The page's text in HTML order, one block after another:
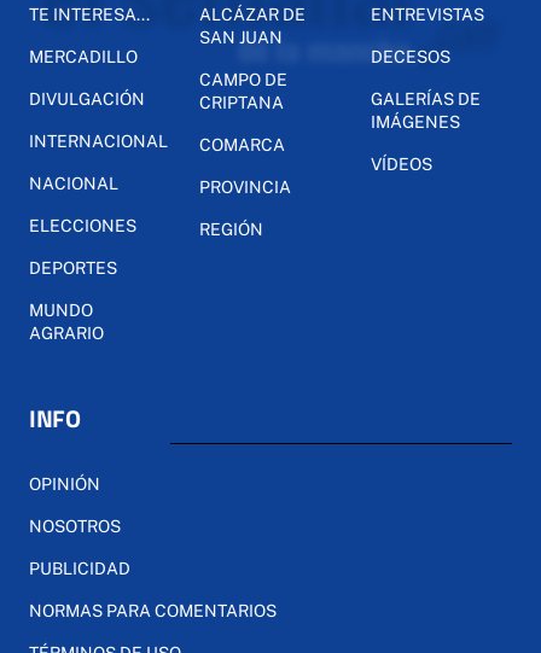
TE INTERESA...
MERCADILLO
DIVULGACIÓN
INTERNACIONAL
NACIONAL
ELECCIONES
DEPORTES
MUNDO
AGRARIO
ALCÁZAR DE
SAN JUAN
CAMPO DE
CRIPTANA
COMARCA
PROVINCIA
REGIÓN
ENTREVISTAS
DECESOS
GALERÍAS DE
IMÁGENES
VÍDEOS
INFO
OPINIÓN
NOSOTROS
PUBLICIDAD
NORMAS PARA COMENTARIOS